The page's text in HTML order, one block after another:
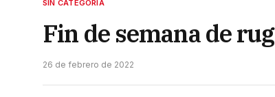
SIN CATEGORÍA
Fin de semana de
26 de febrero de 2022